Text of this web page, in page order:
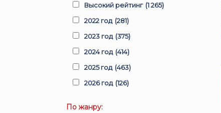
Высокий рейтинг (1 265)
2022 год (281)
2023 год (375)
2024 год (414)
2025 год (463)
2026 год (126)
По жанру: